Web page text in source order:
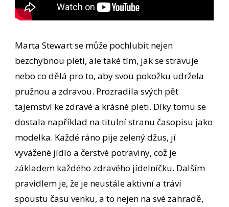
Marta Stewart se může pochlubit nejen
bezchybnou pletí, ale také tím, jak se stravuje
nebo co dělá pro to, aby svou pokožku udržela
pružnou a zdravou. Prozradila svých pět
tajemství ke zdravé a krásné pleti. Díky tomu se
dostala například na titulní stranu časopisu jako
modelka. Každé ráno pije zelený džus, jí
vyvážené jídlo a čerstvé potraviny, což je
základem každého zdravého jídelníčku. Dalším
pravidlem je, že je neustále aktivní a tráví
spoustu času venku, a to nejen na své zahradě,